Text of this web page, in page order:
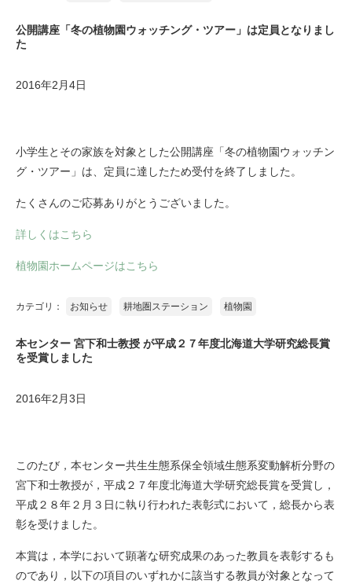
公開講座「冬の植物園ウォッチング・ツアー」は定員となりまし
た
2016年2月4日
小学生とその家族を対象とした公開講座「冬の植物園ウォッチン
グ・ツアー」は、定員に達したため受付を終了しました。
たくさんのご応募ありがとうございました。
詳しくはこちら
植物園ホームページはこちら
カテゴリ： お知らせ 耕地圏ステーション 植物園
本センター 宮下和士教授 が平成２７年度北海道大学研究総長賞
を受賞しました
2016年2月3日
このたび，本センター共生生態系保全領域生態系変動解析分野の
宮下和士教授が，平成２７年度北海道大学研究総長賞を受賞し，
平成２８年２月３日に執り行われた表彰式において，総長から表
彰を受けました。
本賞は，本学において顕著な研究成果のあった教員を表彰するも
のであり，以下の項目のいずれかに該当する教員が対象となって